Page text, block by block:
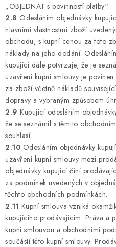
„OBJEDNAT s povinností platby“.
2.8 Odesláním objednávky
hlavními vlastnostmi zboží
obchodu, s kupní cenou za toto
náklady na jeho dodání.
kupující dále potvrzuje, že je
uzavření kupní smlouvy je
za zboží včetně nákladů
dopravy a vybraným způsobem
2.9 Kupující odesláním
že se seznámil s těmito
souhlasí.
2.10 Odesláním objednávky
uzavření kupní smlouvy mezi
objednávky kupující činí
za podmínek uvedených v
těchto obchodních podmínkách.
2.11 Kupní smlouva vzniká
kupujícího prodávajícím. Práva a
kupní smlouvou a obchodními
součástí této kupní smlouvy.